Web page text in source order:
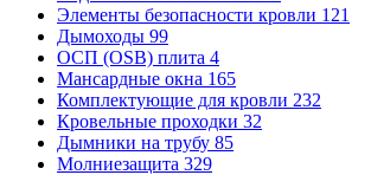
Элементы безопасности кровли 121
Дымоходы 99
ОСП (OSB) плита 4
Мансардные окна 165
Комплектующие для кровли 232
Кровельные проходки 32
Дымники на трубу 85
Молниезащита 329